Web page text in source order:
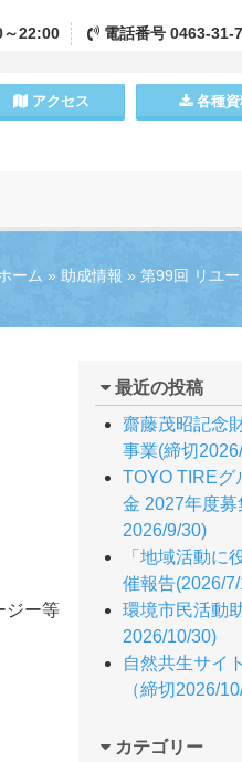
22:00 電話番号0463-31-
アクセス 各種資
ーム » 助成情報 » 第99回 リユ
ー等
最近の投稿
齋藤茂昭記念
事業(締切
TOYO TIREグ
金 2027年度募
2026/9/30)
「地域活動に
催報告(2026/
環境市民活動
2026/10/30)
自然共生サイ
（締切2026/
カテゴリー